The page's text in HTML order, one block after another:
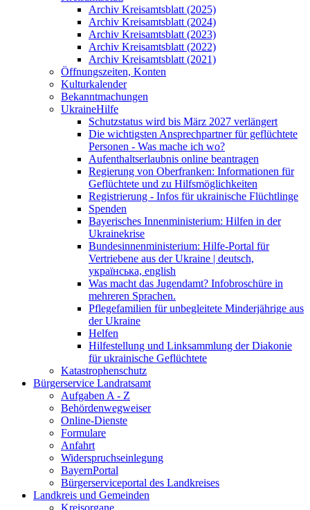
Archiv Kreisamtsblatt (2025)
Archiv Kreisamtsblatt (2024)
Archiv Kreisamtsblatt (2023)
Archiv Kreisamtsblatt (2022)
Archiv Kreisamtsblatt (2021)
Öffnungszeiten, Konten
Kulturkalender
Bekanntmachungen
UkraineHilfe
Schutzstatus wird bis März 2027 verlängert
Die wichtigsten Ansprechpartner für geflüchtete
Personen - Was mache ich wo?
Aufenthaltserlaubnis online beantragen
Regierung von Oberfranken: Informationen für
Geflüchtete und zu Hilfsmöglichkeiten
Registrierung - Infos für ukrainische Flüchtlinge
Spenden
Bayerisches Innenministerium: Hilfen in der
Ukrainekrise
Bundesinnenministerium: Hilfe-Portal für
Vertriebene aus der Ukraine | deutsch,
українська, english
Was macht das Jugendamt? Infobroschüre in
mehreren Sprachen.
Pflegefamilien für unbegleitete Minderjährige aus
der Ukraine
Helfen
Hilfestellung und Linksammlung der Diakonie
für ukrainische Geflüchtete
Katastrophenschutz
Bürgerservice Landratsamt
Aufgaben A - Z
Behördenwegweiser
Online-Dienste
Formulare
Anfahrt
Widerspruchseinlegung
BayernPortal
Bürgerserviceportal des Landkreises
Landkreis und Gemeinden
Kreisorgane